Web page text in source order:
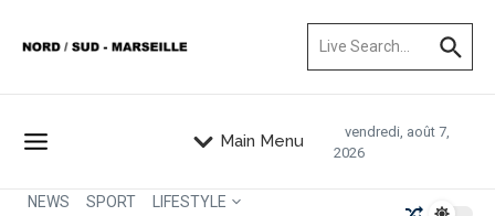
Main Menu
vendredi, août 7,
2026
NEWS SPORT
LIFESTYLE